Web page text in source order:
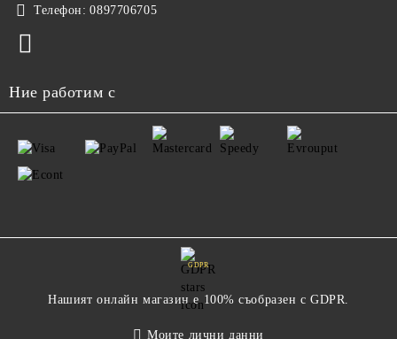
Телефон: 0897706705
Ние работим с
GDPR
Нашият онлайн магазин е 100% съобразен с GDPR.
Моите лични данни